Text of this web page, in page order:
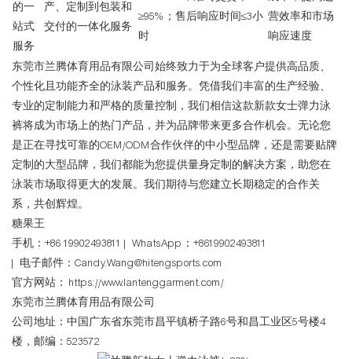
的一
站式
服务
产、定制到包装和
交付的一体化服务
≥95%；售后响应时间≤3小
时
营效率和市场
响应速度
东莞市兰腾体育用品有限公司始终致力于为全球客户提供高品质、
个性化且功能齐全的泳装产品和服务。凭借我们丰富的生产经验、
专业的定制能力和严格的质量控制，我们相信这款新款女士弹力泳
裤将成为市场上的热门产品，并为品牌带来更多合作机会。无论您
是正在寻找可靠的OEM/ODM合作伙伴的中小型品牌，还是需要贴牌
定制的大型品牌，我们都能为您提供量身定制的解决方案，助您在
泳装市场取得更大的发展。我们期待与您建立长期稳定的合作关
系，共创辉煌。
糖果王
手机：+86 19902493811 | WhatsApp：+8619902493811
| 电子邮件：Candy.Wang@hitengsports.com
官方网站： https://www.lantenggarment.com/
东莞市兰腾体育用品有限公司
公司地址：中国广东省东莞市昌平镇桥子路6号和昌工业区5号楼4
楼，邮编：523572